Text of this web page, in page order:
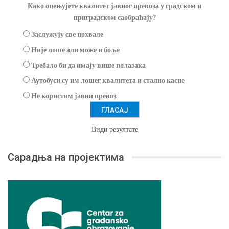
Како оцењујете квалитет јавног превоза у градском и
приградском саобраћају?
Заслужују све похвале
Није лоше али може и боље
Требало би да имају више полазака
Аутобуси су им лошег квалитета и стално касне
Не користим јавни превоз
Види резултате
Сарадња на пројектима